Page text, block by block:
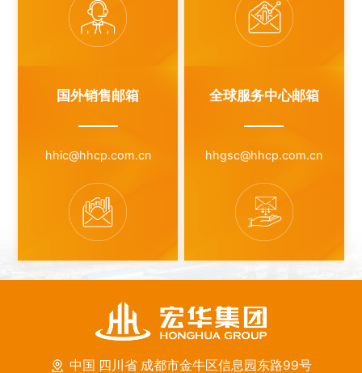
国外销售邮箱
hhic@hhcp.com.cn
全球服务中心邮箱
hhgsc@hhcp.com.cn
中国 四川省 成都市金牛区信息园东路99号